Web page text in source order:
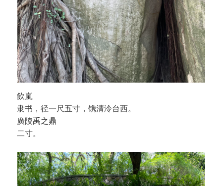
飲嵐
隶书，径一尺五寸，镌清泠台西。
廣陵禹之鼎
二寸。